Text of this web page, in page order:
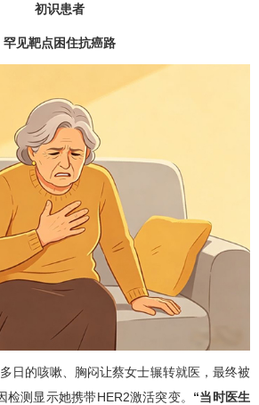
初识患者
罕见靶点困住抗癌路
的咳嗽、胸闷让蔡女士辗转就医，最终被
测显示她携带HER2激活突变。 “当时医生